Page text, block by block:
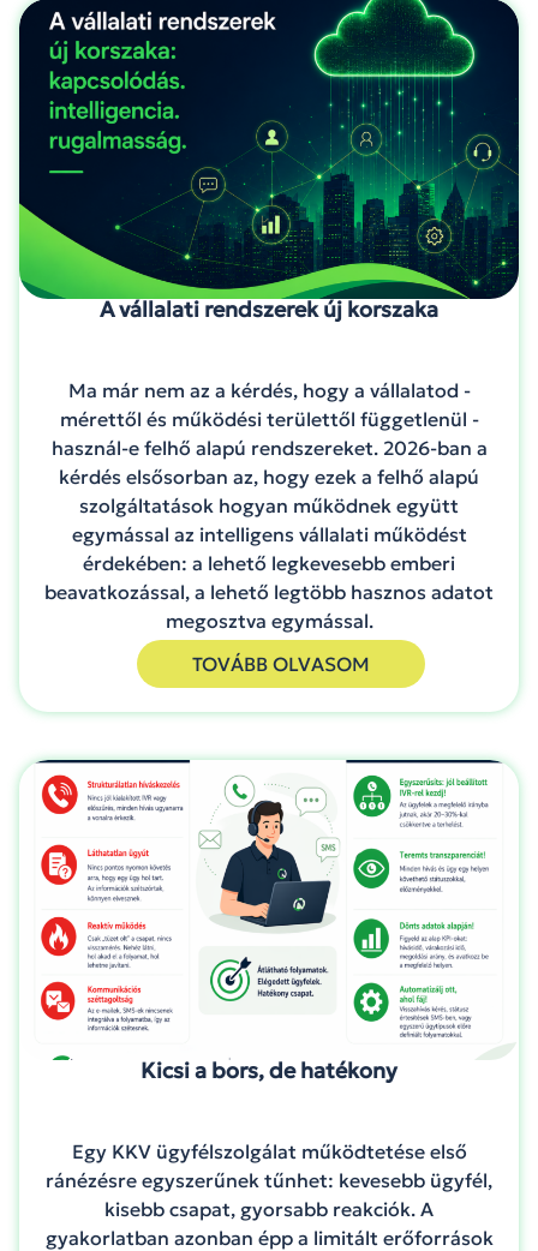
A vállalati rendszerek új korszaka
Ma már nem az a kérdés, hogy a vállalatod -
mérettől és működési területtől függetlenül -
használ-e felhő alapú rendszereket. 2026-ban a
kérdés elsősorban az, hogy ezek a felhő alapú
szolgáltatások hogyan működnek együtt
egymással az intelligens vállalati működést
érdekében: a lehető legkevesebb emberi
beavatkozással, a lehető legtöbb hasznos adatot
megosztva egymással.
TOVÁBB OLVASOM
Kicsi a bors, de hatékony
Egy KKV ügyfélszolgálat működtetése első
ránézésre egyszerűnek tűnhet: kevesebb ügyfél,
kisebb csapat, gyorsabb reakciók. A
gyakorlatban azonban épp a limitált erőforrások